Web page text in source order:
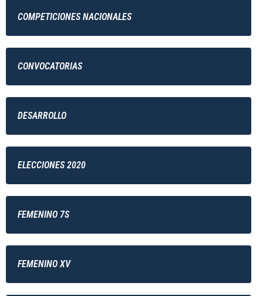
COMPETICIONES NACIONALES
CONVOCATORIAS
DESARROLLO
ELECCIONES 2020
FEMENINO 7S
FEMENINO XV